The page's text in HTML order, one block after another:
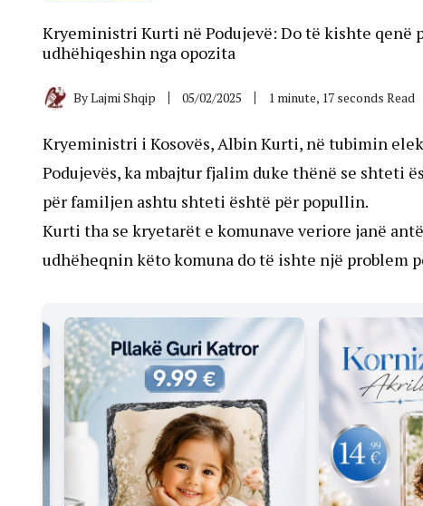
Kryeministri Kurti në Podujevë: Do të kishte qenë
udhëhiqeshin nga opozita
ByLajmi Shqip 05/02/2025 1 minute, 17 seconds Read
Kryeministri i Kosovës, Albin Kurti, në tubimin
Podujevës, ka mbajtur fjalim duke thënë se shteti
për familjen ashtu shteti është për popullin.
Kurti tha se kryetarët e komunave veriore janë
udhëheqnin këto komuna do të ishte një problem